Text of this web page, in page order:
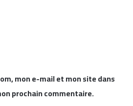
mon e-mail et mon site dans
prochain commentaire.